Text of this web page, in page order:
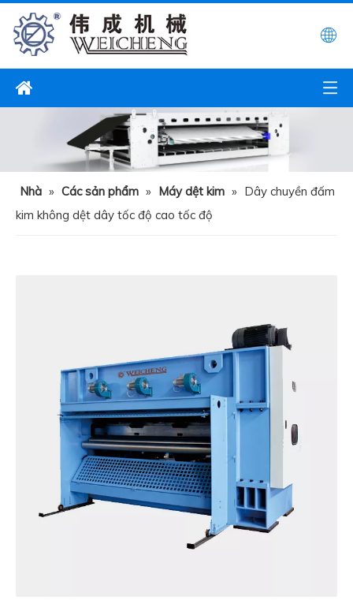
Nhà » Các sản phẩm » Máy dệt kim » Dây chuyền đấm
kim không dệt dây tốc độ cao tốc độ